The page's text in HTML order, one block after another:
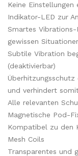
Keine Einstellungen
Indikator-LED zur
Smartes
gewissen
Subtile Vibration
(deaktivierbar)
und verhindert
Alle relevanten
Magnetische Pod-
Kompatibel zu den
Mesh Coils
Transparentes und